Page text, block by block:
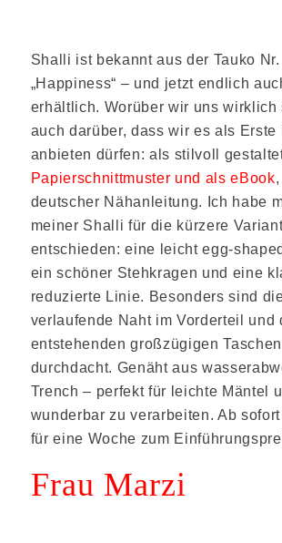
Shalli ist bekannt aus der Tauko Nr.
„Happiness“ – und jetzt endlich
erhältlich. Worüber wir uns wirklich
auch darüber, dass wir es als Erste
anbieten dürfen: als stilvoll
Papierschnittmuster und als eBook
deutscher Nähanleitung. Ich habe
meiner Shalli für die kürzere
entschieden: eine leicht egg-
ein schöner Stehkragen und eine
reduzierte Linie. Besonders sind
verlaufende Naht im Vorderteil und
entstehenden großzügigen
durchdacht. Genäht aus
Trench – perfekt für leichte Mäntel
wunderbar zu verarbeiten. Ab
für eine Woche zum
Frau Marzi